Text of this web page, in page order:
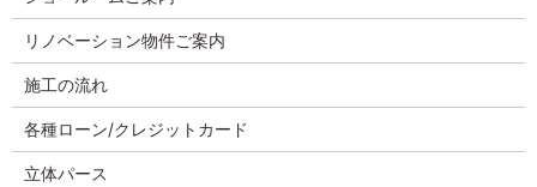
リノベーション物件ご案内
施工の流れ
各種ローン/クレジットカード
立体パース